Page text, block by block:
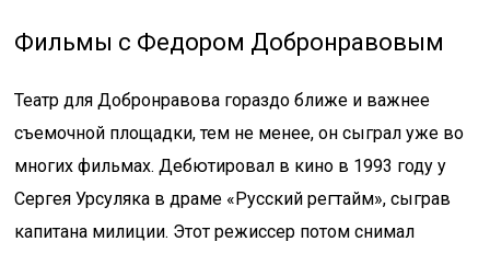
Фильмы с Федором Добронравовым
Театр для Добронравова гораздо ближе и важнее
съемочной площадки, тем не менее, он сыграл уже во
многих фильмах. Дебютировал в кино в 1993 году у
Сергея Урсуляка в драме «Русский регтайм», сыграв
капитана милиции. Этот режиссер потом снимал